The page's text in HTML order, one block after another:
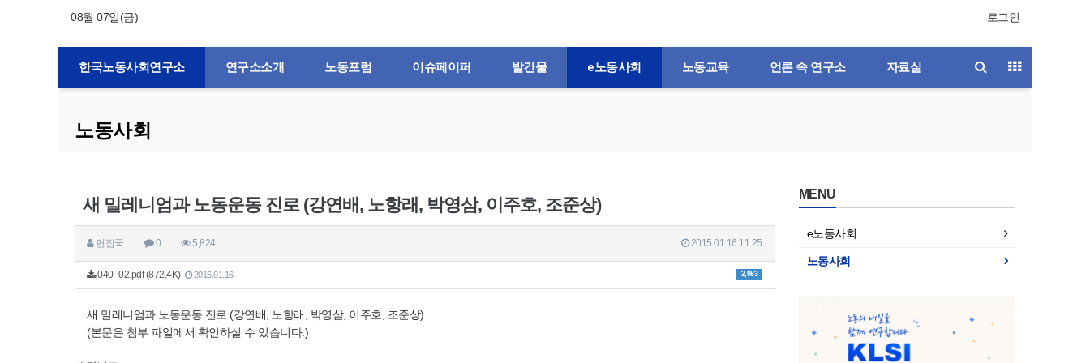
08월 07일(금) 로그인
한국노동사회연구소 연구소소개 노동포럼 이슈페이퍼 발간물 e노동사회 노동교육 언론 속 연구소 자료실
노동사회
새 밀레니엄과 노동운동 진로 (강연배, 노항래, 박영삼, 이주호, 조준상)
편집국 0 5,824 2015.01.16 11:25
2,083
040_02.pdf (872.4K) 2015.01.16
새 밀레니엄과 노동운동 진로 (강연배, 노항래, 박영삼, 이주호, 조준상)
(본문은 첨부 파일에서 확인하실 수 있습니다.)
MENU
e노동사회
노동사회